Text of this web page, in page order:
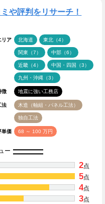
や評判をリサーチ！
リア 北海道 東北（4）
関東（7） 中部（6）
近畿（4） 中国・四国（3）
九州・沖縄（3）
徴 地震に強い工務店
法 木造（軸組・パネル工法）
独自工法
単価 68 ～ 100 万円
ー
2点
5点
4点
3点